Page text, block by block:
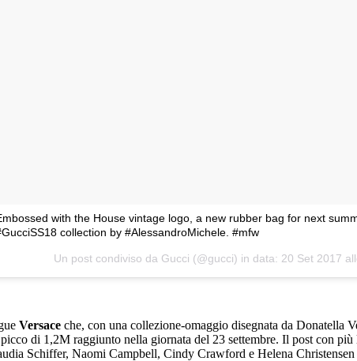
with the House vintage logo, a new rubber bag for next
collection by #AlessandroMichele. #mfw
Un post condiviso da Gucci (@gucci) in data: 20 Set 2017
Versace che, con una collezione-omaggio disegnata da Donatella
di 1,2M raggiunto nella giornata del 23 settembre. Il post con
Schiffer, Naomi Campbell, Cindy Crawford e Helena